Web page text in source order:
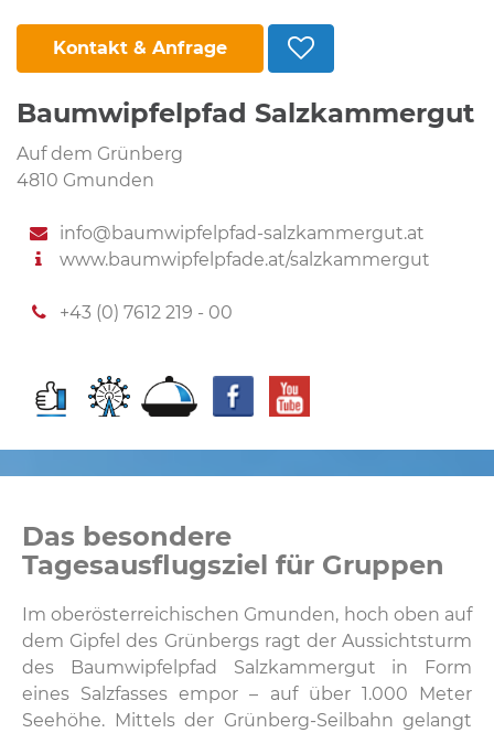
Kontakt & Anfrage
Baumwipfelpfad Salzkammergut
Auf dem Grünberg
4810 Gmunden
info@baumwipfelpfad-salzkammergut.at
www.baumwipfelpfade.at/salzkammergut
+43 (0) 7612 219 - 00
Das besondere
Tagesausflugsziel für Gruppen
Im oberösterreichischen Gmunden, hoch oben auf
dem Gipfel des Grünbergs ragt der Aussichtsturm
des Baumwipfelpfad Salzkammergut in Form
eines Salzfasses empor – auf über 1.000 Meter
Seehöhe. Mittels der Grünberg-Seilbahn gelangt